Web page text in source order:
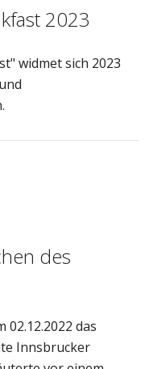
2023
widmet sich 2023
des
02.12.2022 das
Innsbrucker